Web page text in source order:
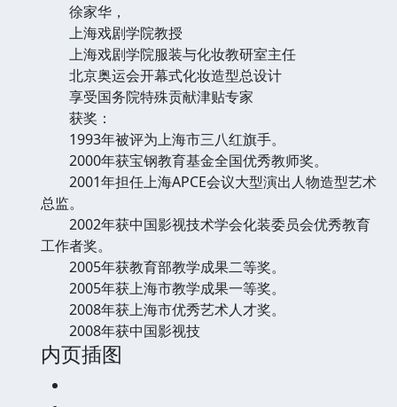
徐家华，
上海戏剧学院教授
上海戏剧学院服装与化妆教研室主任
北京奥运会开幕式化妆造型总设计
享受国务院特殊贡献津贴专家
获奖：
1993年被评为上海市三八红旗手。
2000年获宝钢教育基金全国优秀教师奖。
2001年担任上海APCE会议大型演出人物造型艺术
总监。
2002年获中国影视技术学会化装委员会优秀教育
工作者奖。
2005年获教育部教学成果二等奖。
2005年获上海市教学成果一等奖。
2008年获上海市优秀艺术人才奖。
2008年获中国影视技
内页插图